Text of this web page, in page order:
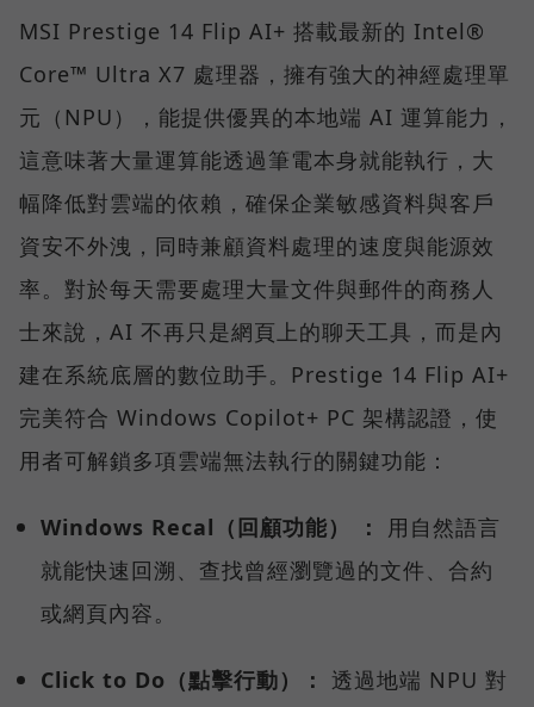
MSI Prestige 14 Flip AI+ 搭載最新的 Intel®
Core™ Ultra X7 處理器，擁有強大的神經處理單
元（NPU），能提供優異的本地端 AI 運算能力，
這意味著大量運算能透過筆電本身就能執行，大
幅降低對雲端的依賴，確保企業敏感資料與客戶
資安不外洩，同時兼顧資料處理的速度與能源效
率。對於每天需要處理大量文件與郵件的商務人
士來說，AI 不再只是網頁上的聊天工具，而是內
建在系統底層的數位助手。Prestige 14 Flip AI+
完美符合 Windows Copilot+ PC 架構認證，使
用者可解鎖多項雲端無法執行的關鍵功能：
Windows Recal（回顧功能） ：
用自然語言
就能快速回溯、查找曾經瀏覽過的文件、合約
或網頁內容。
Click to Do（點擊行動）： 透過地端 NPU 對